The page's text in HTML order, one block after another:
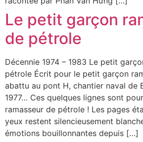
Le petit garçon
de pétrole
Décennie 1974 – 1983 Le petit
pétrole Écrit pour le petit garçon
abattu au pont H, chantier naval de
1977… Ces quelques lignes sont
ramasseur de pétrole ! Les pages
yeux restent silencieusement
émotions bouillonnantes depuis […]